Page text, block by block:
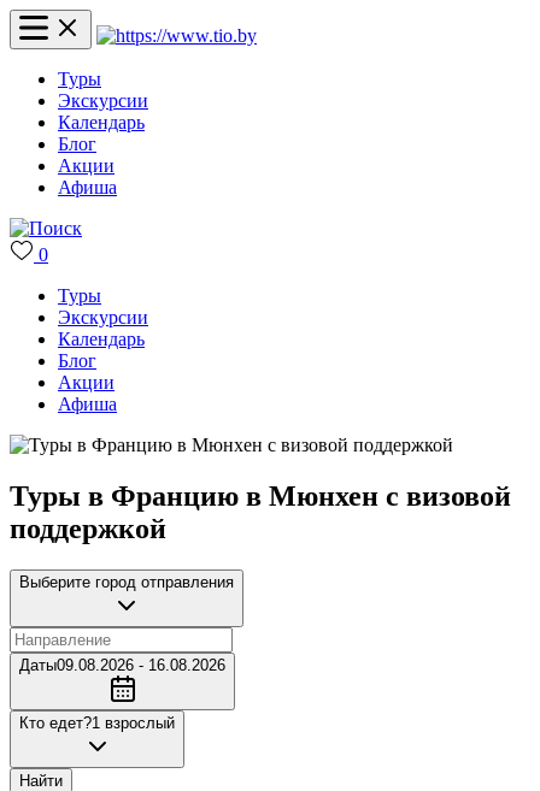
Туры
Экскурсии
Календарь
Блог
Акции
Афиша
0
Туры
Экскурсии
Календарь
Блог
Акции
Афиша
Туры в Францию в Мюнхен с визовой
поддержкой
Выберите город отправления
Даты09.08.2026 - 16.08.2026
Кто едет?1 взрослый
Найти